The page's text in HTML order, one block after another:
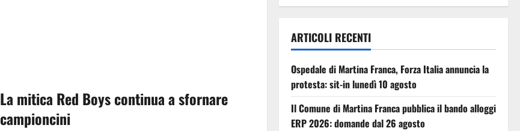
La mitica Red Boys continua a sfornare
campioncini
ARTICOLI RECENTI
Ospedale di Martina Franca, Forza Italia annuncia la
protesta: sit-in lunedì 10 agosto
Il Comune di Martina Franca pubblica il bando alloggi
ERP 2026: domande dal 26 agosto